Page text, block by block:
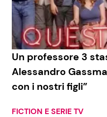
Economia
Persone Scomparse
Politica
Un professore 3
Alessandro
con i nostri figli”
FICTION E SERIE TV